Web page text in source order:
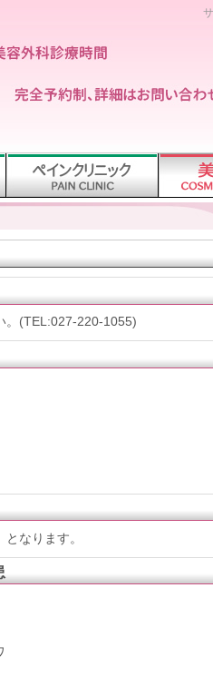
。(TEL:027-220-1055)
なります。